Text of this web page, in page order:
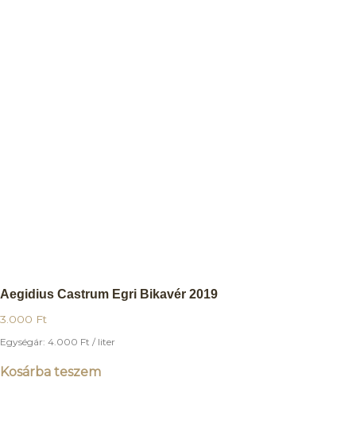
Aegidius Castrum Egri Bikavér 2019
3.000 Ft
Egységár: 4.000 Ft / liter
Kosárba teszem